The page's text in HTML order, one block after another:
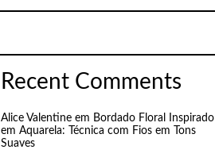
Recent Comments
Alice Valentineem Bordado Floral Inspirado
em Aquarela: Técnica com Fios em Tons
Suaves